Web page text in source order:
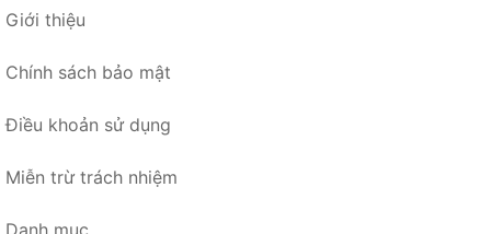
Giới thiệu
Chính sách bảo mật
Điều khoản sử dụng
Miễn trừ trách nhiệm
Danh mục